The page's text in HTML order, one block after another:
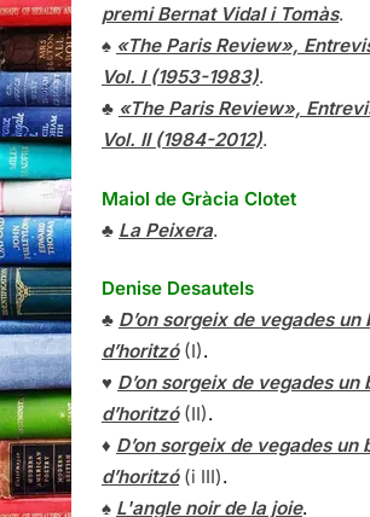
premi Bernat Vidal i Tomàs.
♠ «The Paris Review»,
Vol. I (1953-1983).
♣ «The Paris Review»,
Vol. II (1984-2012).
Maiol de Gràcia Clotet
♣ La Peixera.
Denise Desautels
♣ D’on sorgeix de vegades un
d’horitzó(I).
♥ D’on sorgeix de vegades un
d’horitzó(II).
♦ D’on sorgeix de vegades un
d’horitzó(i III).
♠ L'angle noir de la joie.